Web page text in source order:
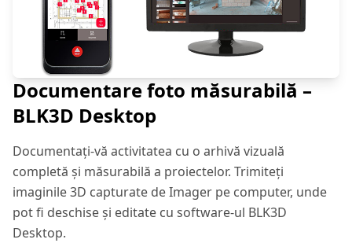
Documentare foto măsurabilă –
BLK3D Desktop
Documentați-vă activitatea cu o arhivă vizuală
completă și măsurabilă a proiectelor. Trimiteți
imaginile 3D capturate de Imager pe computer, unde
pot fi deschise și editate cu software-ul BLK3D
Desktop.